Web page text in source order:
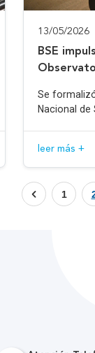
13/05/2026
BSE
Se
Nacional de
leer más +
1